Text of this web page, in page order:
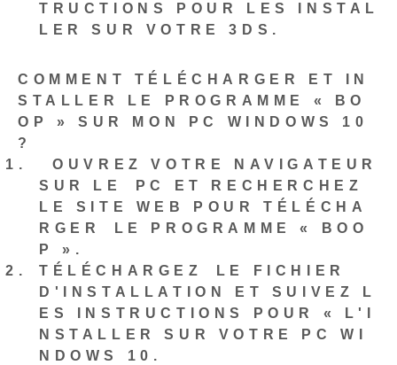
TRUCTIONS POUR LES INSTAL
LER SUR VOTRE 3DS.
COMMENT TÉLÉCHARGER ET IN
STALLER LE PROGRAMME « BO
OP » SUR MON PC WINDOWS 10
?
⁢ OUVREZ VOTRE NAVIGATEUR
SUR LE⁢ PC ET RECHERCHEZ
LE SITE WEB POUR TÉLÉCHA
RGER⁢ LE PROGRAMME « BOO
P ».
TÉLÉCHARGEZ⁤ LE FICHIER
D'INSTALLATION ET SUIVEZ L
ES INSTRUCTIONS POUR « L'I
NSTALLER SUR VOTRE PC WI
NDOWS 10‌.